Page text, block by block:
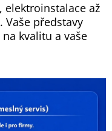
elektroinstalace až
Vaše představy
kvalitu a vaše